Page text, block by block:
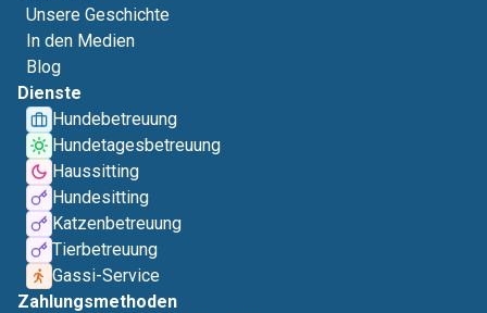
Unsere Geschichte
In den Medien
Blog
Dienste
Hundebetreuung
Hundetagesbetreuung
Haussitting
Hundesitting
Katzenbetreuung
Tierbetreuung
Gassi-Service
Zahlungsmethoden